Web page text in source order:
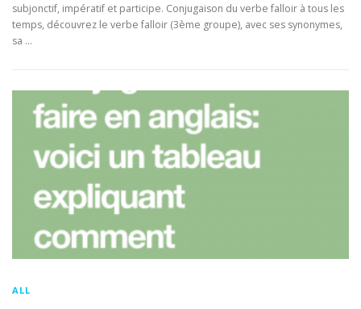
subjonctif, impératif et participe. Conjugaison du verbe falloir à tous les
temps, découvrez le verbe falloir (3ème groupe), avec ses synonymes,
sa …
ALL